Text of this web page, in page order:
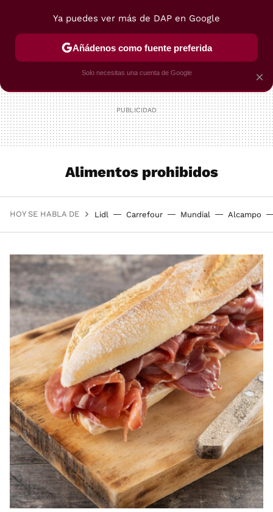
POSTRES VIAJES SELECCIÓN VEGUI
Alimentos prohibidos
HOY SE HABLA DE Lidl Carrefour Mundial Alcampo
×
Ya puedes ver más de DAP en Google
Añádenos como fuente preferida
Solo necesitas una cuenta de Google